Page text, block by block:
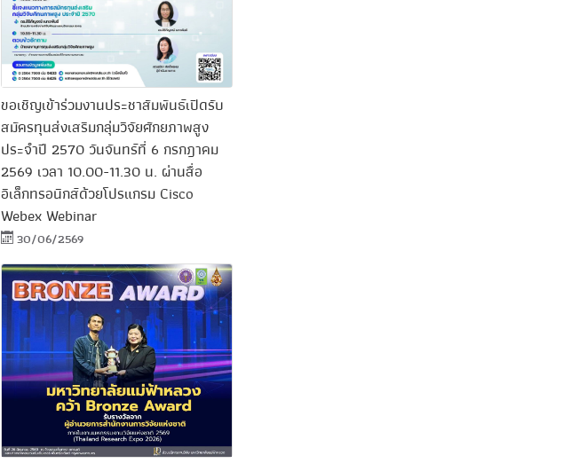
ขอเชิญเข้าร่วมงานประชาสัมพันธ์เปิดรับ
สมัครทุนส่งเสริมกลุ่มวิจัยศักยภาพสูง
ประจำปี 2570 วันจันทร์ที่ 6 กรกฎาคม
2569 เวลา 10.00-11.30 น. ผ่านสื่อ
อิเล็กทรอนิกส์ด้วยโปรแกรม Cisco
Webex Webinar
30/06/2569